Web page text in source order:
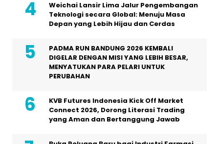
Weichai Lansir Lima Jalur Pengembangan
Teknologi secara Global: Menuju Masa
Depan yang Lebih Hijau dan Cerdas
PADMA RUN BANDUNG 2026 KEMBALI
DIGELAR DENGAN MISI YANG LEBIH BESAR,
MENYATUKAN PARA PELARI UNTUK
PERUBAHAN
KVB Futures Indonesia Kick Off Market
Connect 2026, Dorong Literasi Trading
yang Aman dan Bertanggung Jawab